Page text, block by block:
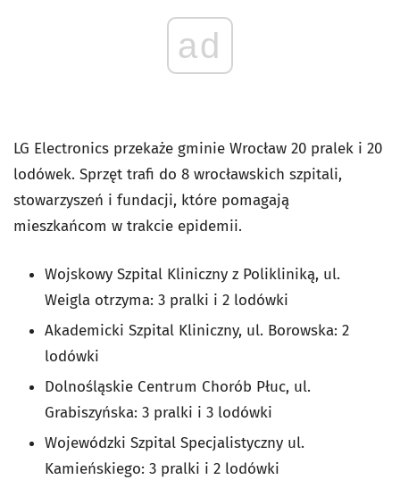
ad
LG Electronics przekaże gminie Wrocław 20 pralek i 20
lodówek. Sprzęt trafi do 8 wrocławskich szpitali,
stowarzyszeń i fundacji, które pomagają
mieszkańcom w trakcie epidemii.
Wojskowy Szpital Kliniczny z Polikliniką, ul.
Weigla otrzyma: 3 pralki i 2 lodówki
Akademicki Szpital Kliniczny, ul. Borowska: 2
lodówki
Dolnośląskie Centrum Chorób Płuc, ul.
Grabiszyńska: 3 pralki i 3 lodówki
Wojewódzki Szpital Specjalistyczny ul.
Kamieńskiego: 3 pralki i 2 lodówki